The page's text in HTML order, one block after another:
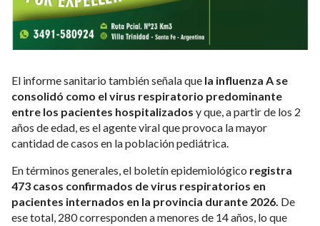
El informe sanitario también señala que la influenza A se
consolidó como el virus respiratorio predominante
entre los pacientes hospitalizados y que, a partir de los 2
años de edad, es el agente viral que provoca la mayor
cantidad de casos en la población pediátrica.
En términos generales, el boletín epidemiológico registra
473 casos confirmados de virus respiratorios en
pacientes internados en la provincia durante 2026. De
ese total, 280 corresponden a menores de 14 años, lo que